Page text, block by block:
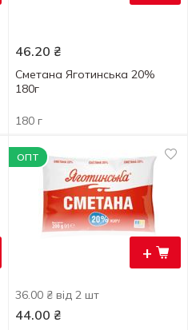
46.20 ₴
Сметана Яготинська 20%
180г
180 г
+
ОПТ
36.00 ₴ від 2 шт
44.00 ₴